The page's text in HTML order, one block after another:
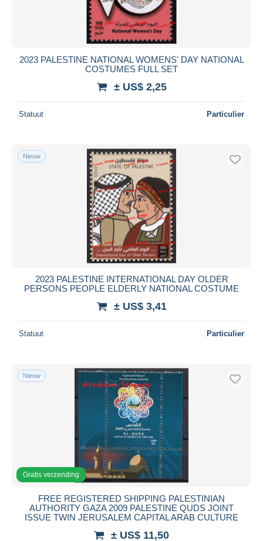
2023 PALESTINE NATIONAL WOMENS' DAY NATIONAL
COSTUMES FULL SET
± US$ 2,25
Statuut Particulier
Nieuw
2023 PALESTINE INTERNATIONAL DAY OLDER
PERSONS PEOPLE ELDERLY NATIONAL COSTUME
± US$ 3,41
Statuut Particulier
Nieuw
Gratis verzending
FREE REGISTERED SHIPPING PALESTINIAN
AUTHORITY GAZA 2009 PALESTINE QUDS JOINT
ISSUE TWIN JERUSALEM CAPITAL ARAB CULTURE
± US$ 11,50